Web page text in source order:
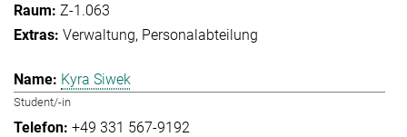
Z-1.063
Verwaltung Personalabteilung
Kyra Siwek
Student/-in
+49 331 567-9192